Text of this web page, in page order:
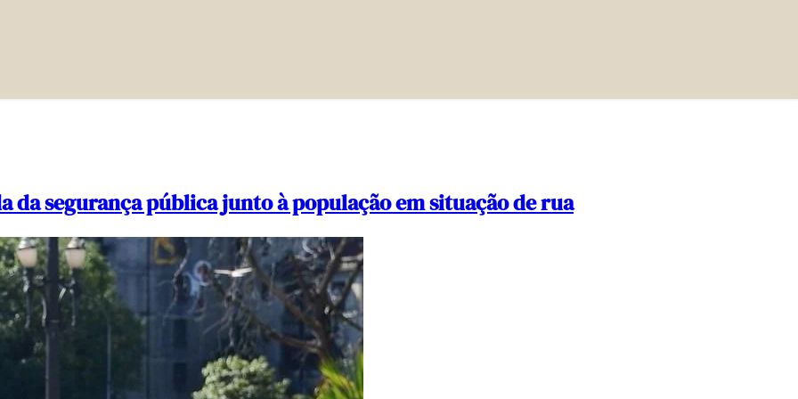
da segurança pública junto à população em situação de rua